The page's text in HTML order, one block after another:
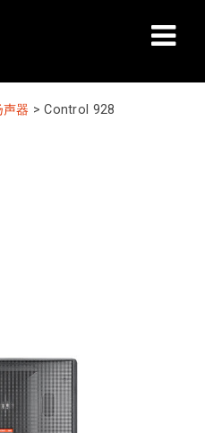
器 >Control 928